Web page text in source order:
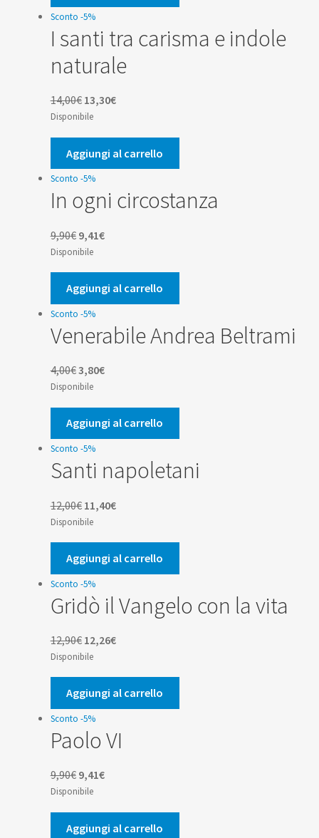
6,00€.5,70€.
Sconto -5%
I santi tra carisma e indole
naturale
14,00€ Il
prezzo
originale
era:
14,00€.
13,30€Il
attuale
è:
13,30€.
Disponibile
Aggiungi al carrello
Sconto -5%
In ogni circostanza
9,90€ Il
prezzo
originale
era:
9,90€.
9,41€Il
attuale
è:
9,41€.
Disponibile
Aggiungi al carrello
Sconto -5%
Venerabile Andrea Beltrami
4,00€Il
prezzo
originale
era:
4,00€.
3,80€Il
attuale
è:
3,80€.
Disponibile
Aggiungi al carrello
Sconto -5%
Santi napoletani
12,00€ Il
prezzo
originale
era:
12,00€.
11,40€Il
attuale
è:
11,40€.
Disponibile
Aggiungi al carrello
Sconto -5%
Gridò il Vangelo con la vita
12,90€ Il
prezzo
originale
era:
12,90€.
12,26€Il
attuale
è:
12,26€.
Disponibile
Aggiungi al carrello
Sconto -5%
Paolo VI
9,90€ Il
prezzo
originale
era:
9,41€Il
attuale
è:
Disponibile
Aggiungi al carrello